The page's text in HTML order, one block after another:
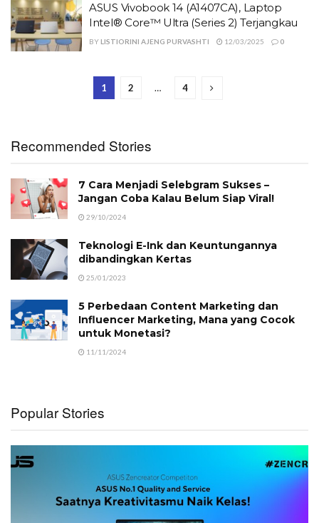
ASUS Vivobook 14 (A1407CA), Laptop
Intel® Core™ Ultra (Series 2) Terjangkau
BY LISTIORINI AJENG PURVASHTI 12/03/2025 0
1 2 … 4
Recommended Stories
7 Cara Menjadi Selebgram Sukses –
Jangan Coba Kalau Belum Siap Viral!
29/10/2024
Teknologi E-Ink dan Keuntungannya
dibandingkan Kertas
25/01/2023
5 Perbedaan Content Marketing dan
Influencer Marketing, Mana yang Cocok
untuk Monetasi?
11/11/2024
Popular Stories